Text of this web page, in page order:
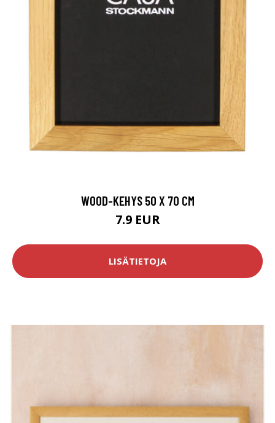
WOOD-KEHYS 50 X 70 CM
7.9 EUR
LISÄTIETOJA